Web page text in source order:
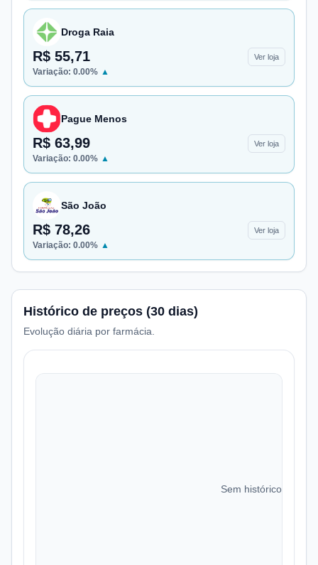
Droga Raia
R$ 55,71 Ver loja
Variação: 0.00% ▲
Pague Menos
R$ 63,99 Ver loja
Variação: 0.00% ▲
São João
R$ 78,26 Ver loja
Variação: 0.00% ▲
Histórico de preços (30 dias)
Evolução diária por farmácia.
Sem histórico de